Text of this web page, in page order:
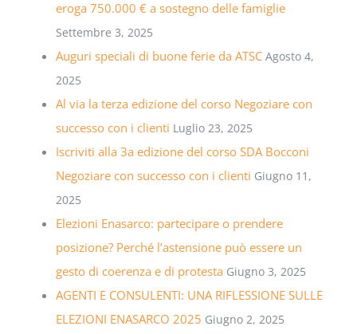
eroga 750.000 € a sostegno delle famiglie
Settembre 3, 2025
Auguri speciali di buone ferie da ATSC Agosto 4,
2025
Al via la terza edizione del corso Negoziare con
successo con i clienti Luglio 23, 2025
Iscriviti alla 3a edizione del corso SDA Bocconi
Negoziare con successo con i clienti Giugno 11,
2025
Elezioni Enasarco: partecipare o prendere
posizione? Perché l’astensione può essere un
gesto di coerenza e di protesta Giugno 3, 2025
AGENTI E CONSULENTI: UNA RIFLESSIONE SULLE
ELEZIONI ENASARCO 2025 Giugno 2, 2025